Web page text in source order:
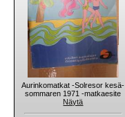
Aurinkomatkat -Solresor kesä-
sommaren 1971 -matkaesite
Näytä